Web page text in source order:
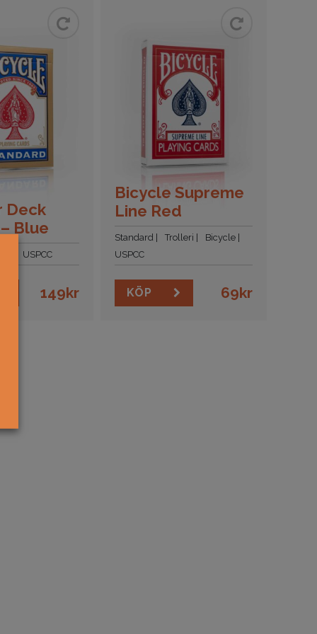
Deck
Blue
USPCC
149kr
Bicycle Supreme
Line Red
Standard Trolleri
Bicycle
USPCC
KÖP 69kr